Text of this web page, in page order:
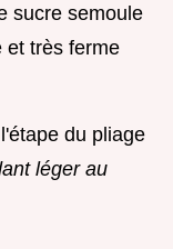
sucre semoule
et très ferme
du pliage
léger au